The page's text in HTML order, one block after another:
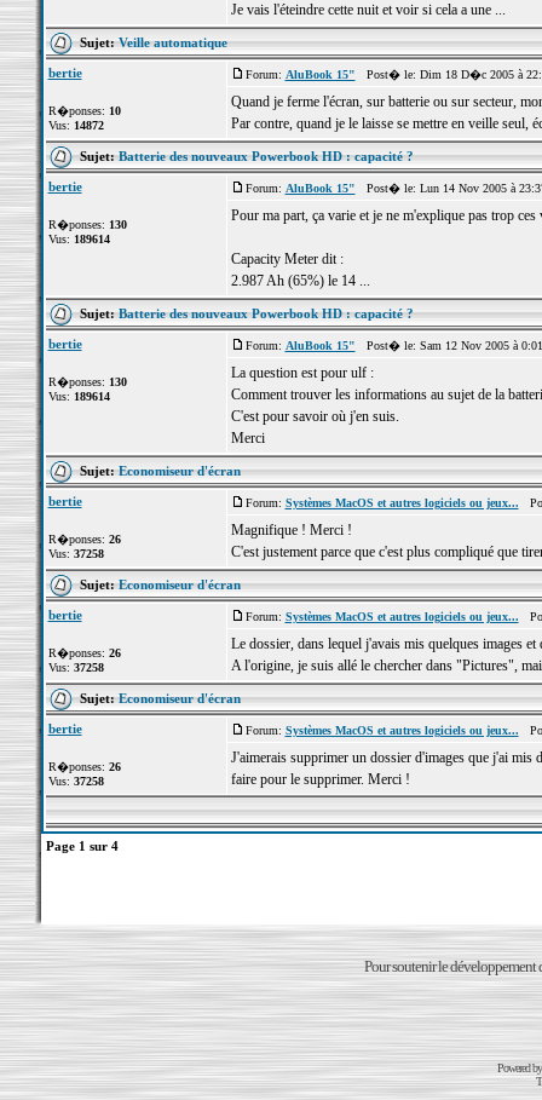
Je vais l'éteindre cette nuit et voir si cela a une ...
Sujet:Veille automatique
bertie
R�ponses: 10
Vus: 14872
Forum: AluBook 15" Post� le: Dim 18 D�c 2005 à
Quand je ferme l'écran, sur batterie ou sur secteur,
Par contre, quand je le laisse se mettre en veille seul,
Sujet:Batterie des nouveaux Powerbook HD : capacité ?
bertie
R�ponses: 130
Vus: 189614
Forum: AluBook 15" Post� le: Lun 14 Nov 2005 à
Pour ma part, ça varie et je ne m'explique pas trop
Capacity Meter dit :
2.987 Ah (65%) le 14 ...
Sujet:Batterie des nouveaux Powerbook HD : capacité ?
bertie
R�ponses: 130
Vus: 189614
Forum: AluBook 15" Post� le: Sam 12 Nov 2005 à
La question est pour ulf :
Comment trouver les informations au sujet de la
C'est pour savoir où j'en suis.
Merci
Sujet:Economiseur d'écran
bertie
R�ponses: 26
Vus: 37258
Forum: Systèmes MacOS et autres logiciels ou jeux...
Magnifique ! Merci !
C'est justement parce que c'est plus compliqué que
Sujet:Economiseur d'écran
bertie
R�ponses: 26
Vus: 37258
Forum: Systèmes MacOS et autres logiciels ou jeux...
Le dossier, dans lequel j'avais mis quelques images
A l'origine, je suis allé le chercher dans "Pictures",
Sujet:Economiseur d'écran
bertie
R�ponses: 26
Vus: 37258
Forum: Systèmes MacOS et autres logiciels ou jeux...
J'aimerais supprimer un dossier d'images que j'ai mis
faire pour le supprimer. Merci !
Page 1 sur 4
Pour soutenir le développement
Powered